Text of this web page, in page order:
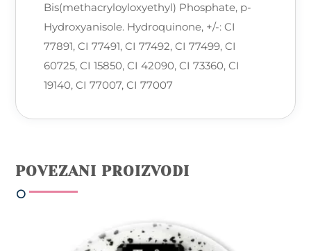
Bis(methacryloyloxyethyl) Phosphate, p-
Hydroxyanisole. Hydroquinone, +/-: CI
77891, CI 77491, CI 77492, CI 77499, CI
60725, CI 15850, CI 42090, CI 73360, CI
19140, CI 77007, CI 77007
POVEZANI PROIZVODI